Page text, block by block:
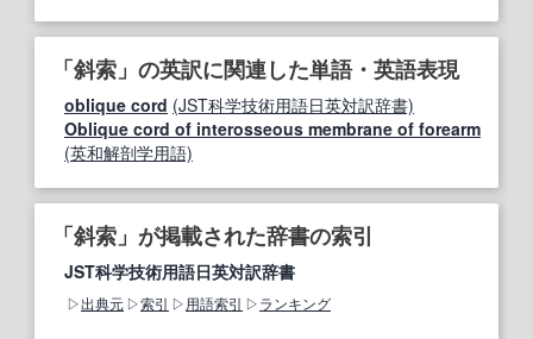
「斜索」の英訳に関連した単語・英語表現
oblique cord (JST科学技術用語日英対訳辞書)
Oblique cord of interosseous membrane of forearm
(英和解剖学用語)
「斜索」が掲載された辞書の索引
JST科学技術用語日英対訳辞書
出典元 索引 用語索引 ランキング